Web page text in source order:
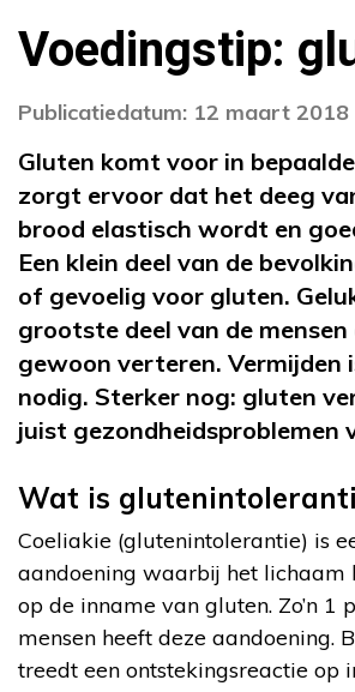
Voedingstip:
Publicatiedatum: 12 maart 2018
Gluten komt voor in
zorgt ervoor dat het deeg
brood elastisch wordt en
Een klein deel van de
of gevoelig voor gluten.
grootste deel van de
gewoon verteren. Vermijden
nodig. Sterker nog: gluten
juist gezondheidsproblemen
Wat is
Coeliakie (glutenintolerantie) is
aandoening waarbij het lichaam
op de inname van gluten. Zo’n 1
mensen heeft deze aandoening.
treedt een ontstekingsreactie op